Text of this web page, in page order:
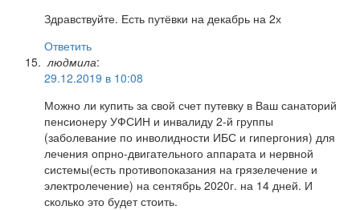
Здравствуйте. Есть путёвки на декабрь на 2х
Ответить
людмила:
29.12.2019 в 10:08
Можно ли купить за свой счет путевку в Ваш санаторий
пенсионеру УФСИН и инвалиду 2-й группы
(заболевание по инволидности ИБС и гипергония) для
лечения опрно-двигательного аппарата и нервной
системы(есть противопоказания на грязелечение и
электролечение) на сентябрь 2020г. на 14 дней. И
сколько это будет стоить.